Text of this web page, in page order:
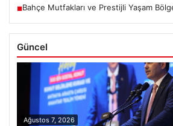
■Bahçe Mutfakları ve Prestijli Yaşam
Güncel
Ağustos 7, 2026